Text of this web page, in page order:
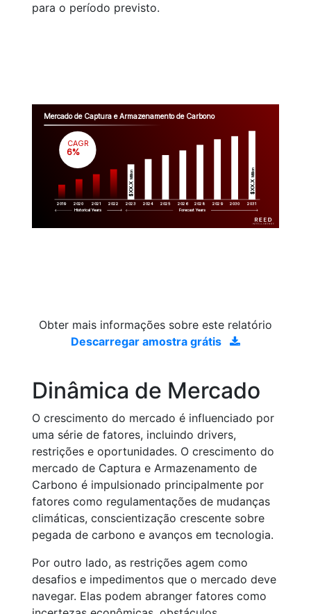
para o período previsto.
Mercado de Captura e Armazenamento de Carbono
2019 2020 2021 2022 2023 2024 2025 2026 2028 2029 2030 2031
$XX.X
Million
$XX.X
Million
CAGR
6%
Historical Years Forecast Years
Obter mais informações sobre este relatório
Descarregar amostra grátis
Dinâmica de Mercado
O crescimento do mercado é influenciado por
uma série de fatores, incluindo drivers,
restrições e oportunidades. O crescimento do
mercado de Captura e Armazenamento de
Carbono é impulsionado principalmente por
fatores como regulamentações de mudanças
climáticas, conscientização crescente sobre
pegada de carbono e avanços em tecnologia.
Por outro lado, as restrições agem como
desafios e impedimentos que o mercado deve
navegar. Elas podem abranger fatores como